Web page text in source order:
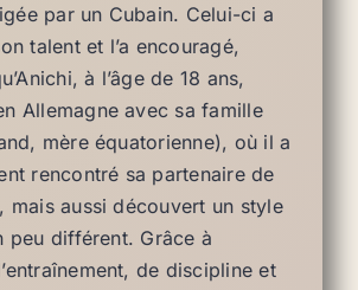
par un Cubain. Celui-ci a
talent et l’a encouragé,
à l’âge de 18 ans,
Allemagne avec sa famille
mère équatorienne), où il a
rencontré sa partenaire de
mais aussi découvert un style
peu différent. Grâce à
de discipline et